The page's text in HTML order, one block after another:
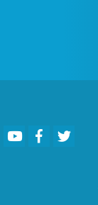
YoutubeFacebook